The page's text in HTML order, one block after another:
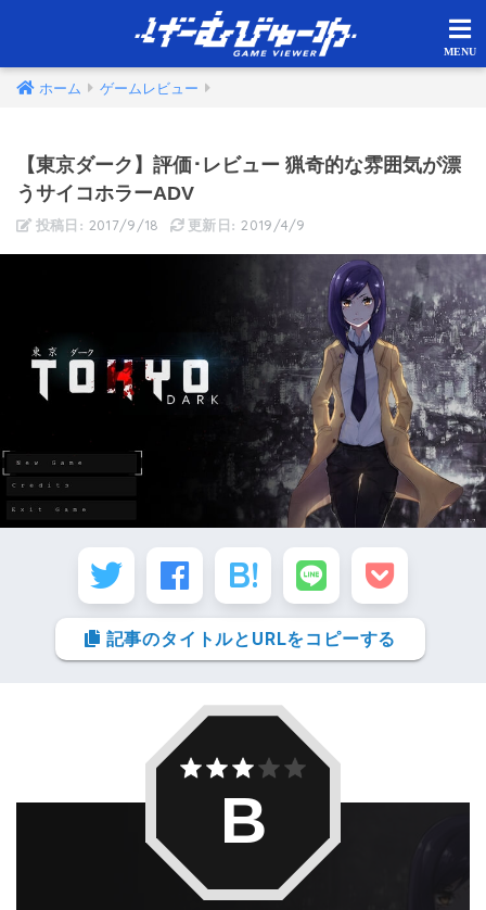
ホーム ゲームレビュー
【東京ダーク】評価･レビュー 猟奇的な雰囲気が漂
うサイコホラーADV
2017/9/18 2019/4/9
記事のタイトルとURLをコピーする
B